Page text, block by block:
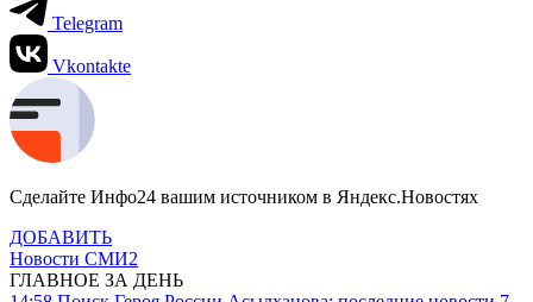
Telegram
Vkontakte
Сделайте Инфо24 вашим источником в Яндекс.Новостях
ДОБАВИТЬ
Новости СМИ2
ГЛАВНОЕ ЗА ДЕНЬ